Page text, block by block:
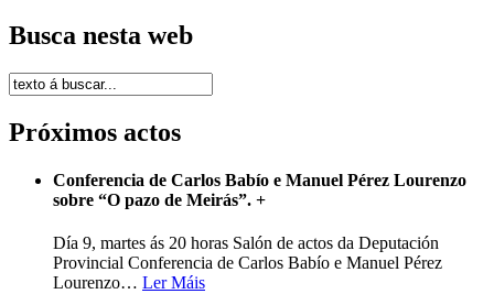
Busca nesta web
Próximos actos
Conferencia de Carlos Babío e Manuel Pérez Lourenzo
sobre “O pazo de Meirás”. +
Día 9, martes ás 20 horas Salón de actos da Deputación
Provincial Conferencia de Carlos Babío e Manuel Pérez
Lourenzo… Ler Máis